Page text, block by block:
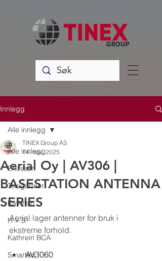
Innlegg
Alle innlegg
Ericsson
Telegärtner
Kathrein
H + S
Kathrein BCA
Smarteq
Alle innlegg
Aerial Oy | AV306 |
BASESTATION ANTENNA
SERIES
TINEX Group AS
14. nov. 2025
Aerial lager antenner for bruk i
ekstreme forhold.
AV3060